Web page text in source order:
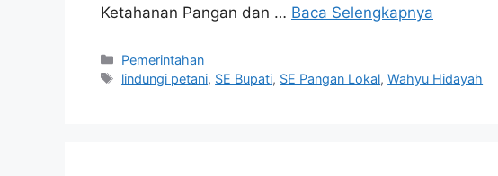
Ketahanan Pangan dan … Baca Selengkapnya
Kategori
Pemerintahan
Tag
lindungi petani, SE Bupati, SE Pangan Lokal,Wahyu Hidayah